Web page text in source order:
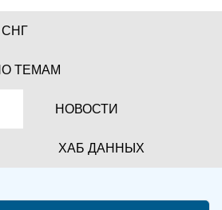
ТЕМАМ
НОВОСТИ
ХАБ ДАННЫХ